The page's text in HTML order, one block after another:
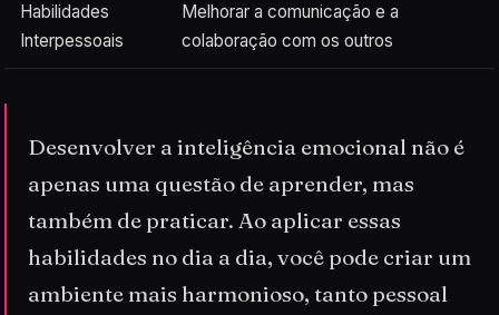
Habilidades
Interpessoais
Melhorar a comunicação e a
colaboração com os outros
Desenvolver a inteligência emocional não é
apenas uma questão de aprender, mas
também de praticar. Ao aplicar essas
habilidades no dia a dia, você pode criar um
ambiente mais harmonioso, tanto pessoal